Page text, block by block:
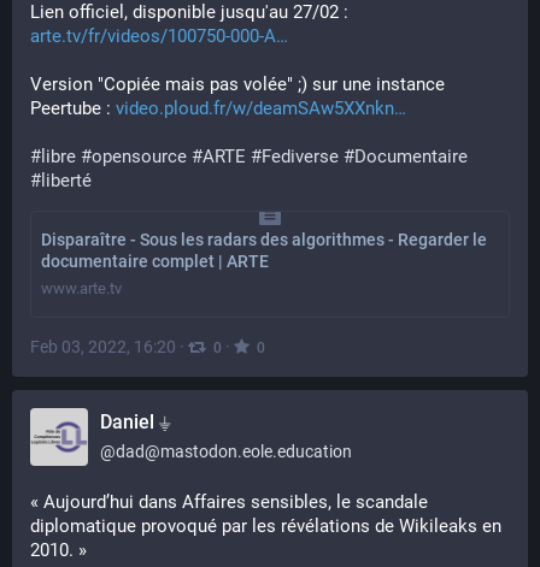
Lien officiel, disponible jusqu'au 27/02 :
arte.tv/fr/videos/100750-000-A
Version "Copiée mais pas volée" ;) sur une instance
Peertube : video.ploud.fr/w/deamSAw5XXnkn
# libre #opensource #ARTE #Fediverse #Documentaire
# liberté
Disparaître - Sous les radars des algorithmes - Regarder le
documentaire complet | ARTE
www.arte.tv
Feb 03, 2022, 16:20 · 0 · 0
Daniel ⏚
@dad@mastodon.eole.education
« Aujourd’hui dans Affaires sensibles, le scandale
diplomatique provoqué par les révélations de Wikileaks en
2010. »